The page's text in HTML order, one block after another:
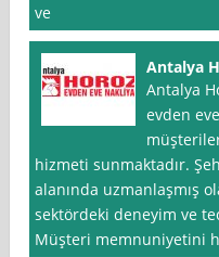
ve
Antalya
Antalya
evden
hizmeti sunmaktadır.
alanında uzmanlaşmış
sektördeki deneyim ve
Müşteri memnuniyetini